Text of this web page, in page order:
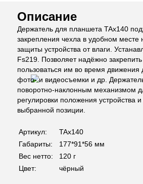
Описание
Держатель для планшета TAx140
закрепления чехла в удобном месте
защиты устройства от влаги.
Fs219. Позволяет надёжно
пользоваться им во время движения
фото- и видеосъемки и др.
поворотно-наклонным механизмом
регулировки положения устройства
выбранной позиции.
Артикул:
TAx140
Габариты:
177*91*56 мм
Вес нетто:
120 г
Цвет:
чёрный